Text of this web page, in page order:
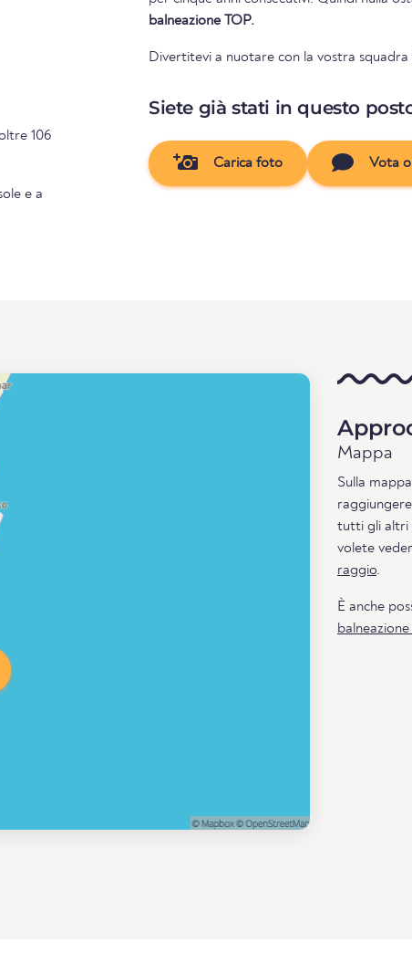
106
e a
balneazione TOP.
Divertitevi a nuotare con la vostra squadra
Siete già stati in questo
Carica foto Vota
Mappa
Sulla
tutti gli altri
volete
raggio.
È anche